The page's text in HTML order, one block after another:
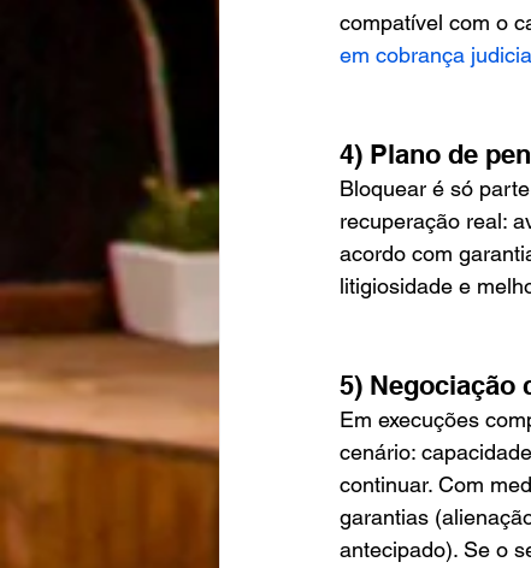
compatível com o
em cobrança
4) Plano de
Bloquear é só
recuperação real:
acordo com
litigiosidade e
5) Negociação
Em execuções
cenário:
continuar. Com
garantias
antecipado). Se o